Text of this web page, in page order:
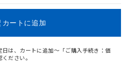
カートに追加
は、カートに追加～「ご購入手続き：価
ださい。